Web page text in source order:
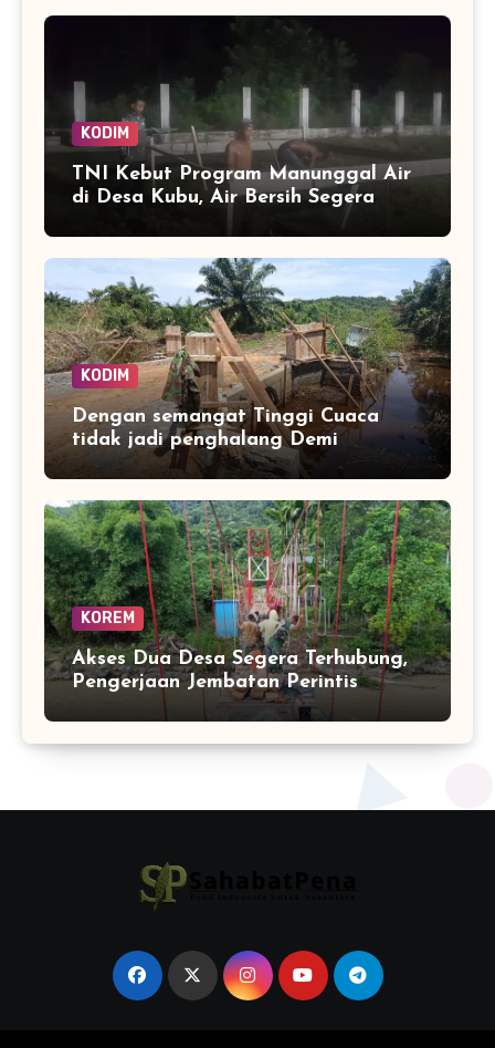
KODIM
TNI Kebut Program Manunggal Air
di Desa Kubu, Air Bersih Segera
KODIM
Dengan semangat Tinggi Cuaca
tidak jadi penghalang Demi
tuntaskan Jembatan Aramco Desa
Paya laot untuk Percepat Akses
warag
KOREM
Akses Dua Desa Segera Terhubung,
Pengerjaan Jembatan Perintis
Garuda Masuki Tahap Akhir